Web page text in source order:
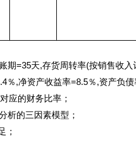
期=35天,存货周转率(按销售收
％,净资产收益率=8.5％,资产负
应的财务比率；
析的三因素模型；
；